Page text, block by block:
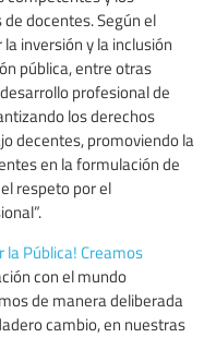
docentes. Según el
inversión y la inclusión
pública, entre otras
profesional de
los derechos
decentes, promoviendo la
en la formulación de
respeto por el
la Pública! Creamos
con el mundo
de manera deliberada
cambio, en nuestras